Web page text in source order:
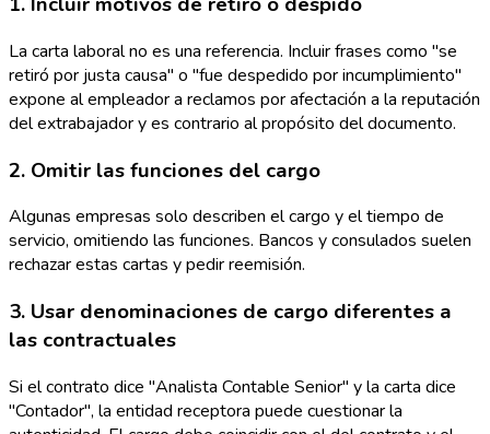
La carta laboral no es una referencia. Incluir frases como "se
retiró por justa causa" o "fue despedido por incumplimiento"
expone al empleador a reclamos por afectación a la reputación
del extrabajador y es contrario al propósito del documento.
2. Omitir las funciones del cargo
Algunas empresas solo describen el cargo y el tiempo de
servicio, omitiendo las funciones. Bancos y consulados suelen
rechazar estas cartas y pedir reemisión.
3. Usar denominaciones de cargo diferentes a
las contractuales
Si el contrato dice "Analista Contable Senior" y la carta dice
"Contador", la entidad receptora puede cuestionar la